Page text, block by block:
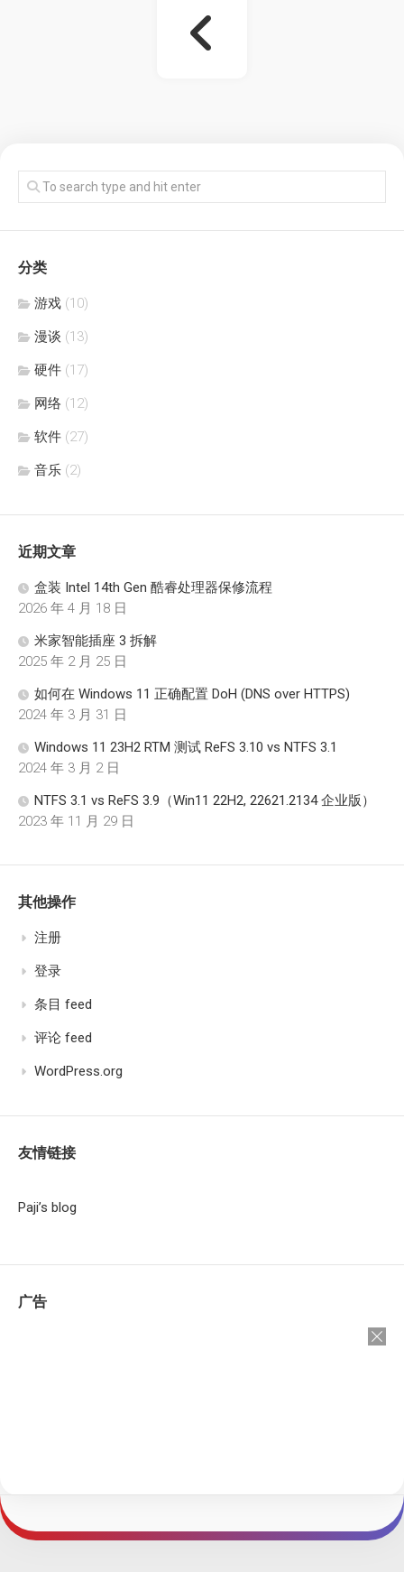
分类
游戏 (10)
漫谈 (13)
硬件 (17)
网络 (12)
软件 (27)
音乐 (2)
近期文章
盒装 Intel 14th Gen 酷睿处理器保修流程
2026 年 4 月 18 日
米家智能插座 3 拆解
2025 年 2 月 25 日
如何在 Windows 11 正确配置 DoH (DNS over HTTPS)
2024 年 3 月 31 日
Windows 11 23H2 RTM 测试 ReFS 3.10 vs NTFS 3.1
2024 年 3 月 2 日
NTFS 3.1 vs ReFS 3.9（Win11 22H2, 22621.2134 企业版）
2023 年 11 月 29 日
其他操作
注册
登录
条目 feed
评论 feed
WordPress.org
友情链接
Paji’s blog
广告